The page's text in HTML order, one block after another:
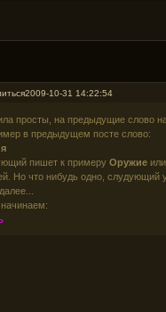
2009-10-31 14:22:54
просты, на предыдущие слово
в предыдущем посте слово:
пишет к примеруОружие
Но что нибудь одно,